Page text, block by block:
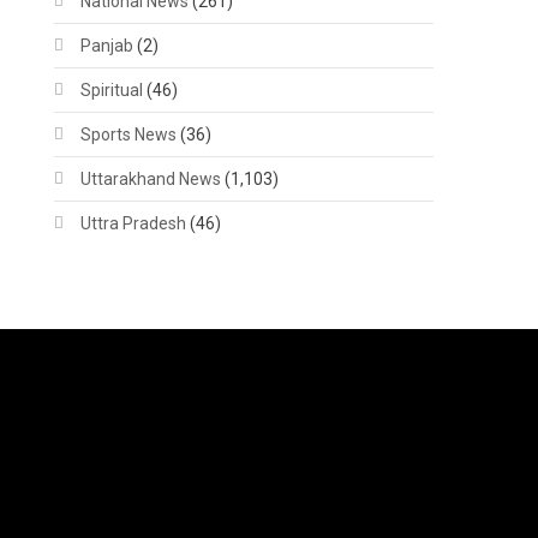
Panjab (2)
Spiritual (46)
Sports News (36)
Uttarakhand News (1,103)
Uttra Pradesh (46)